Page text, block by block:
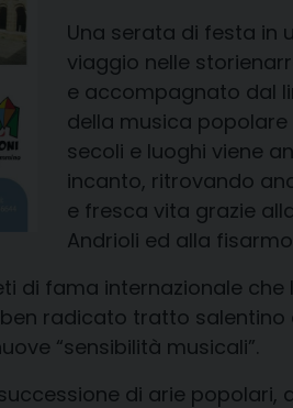
Una serata di festa in
viaggio nelle storie
e accompagnato dal
della musica popolare
secoli e luoghi viene
incanto, ritrovando
e fresca vita grazie
Andrioli ed alla
di fama internazionale che
radicato tratto salentino
“sensibilità musicali”.
di arie popolari,